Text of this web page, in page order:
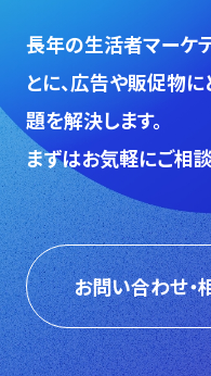
⻑年の生活者マーケ
とに、広告や販促物
題を解決します。
まずはお気軽にご相談
お問い合わせ・